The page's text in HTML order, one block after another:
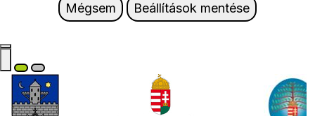
Mégsem Beállítások mentése